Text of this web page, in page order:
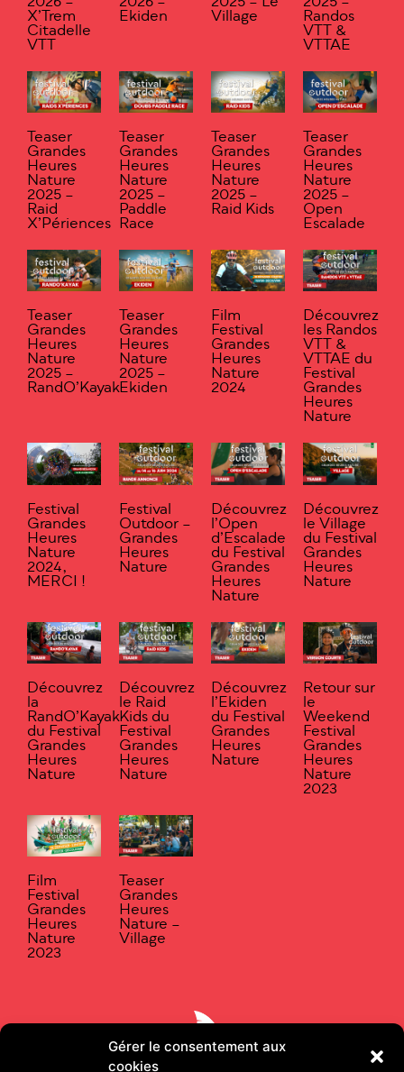
Gérer le consentement aux
cookies
X’Trem
Citadelle
VTT
Ekiden Village Randos
VTT &
VTTAE
Teaser
Grandes
Heures
Nature
2025 –
Raid
X’Périences
Teaser
Grandes
Heures
Nature
2025 –
Paddle
Race
Teaser
Grandes
Heures
Nature
2025 –
Raid Kids
Teaser
Grandes
Heures
Nature
2025 –
Open
Escalade
Teaser
Grandes
Heures
Nature
2025 –
RandO’Kayak
Teaser
Grandes
Heures
Nature
2025 –
Ekiden
Film
Festival
Grandes
Heures
Nature
2024
Découvrez
les Randos
VTT &
VTTAE du
Festival
Grandes
Heures
Nature
Festival
Grandes
Heures
Nature
2024,
MERCI !
Festival
Outdoor –
Grandes
Heures
Nature
Découvrez
l’Open
d’Escalade
du Festival
Grandes
Heures
Nature
Découvrez
le Village
du Festival
Grandes
Heures
Nature
Découvrez
la
RandO’Kayak
du Festival
Grandes
Heures
Nature
Découvrez
le Raid
Kids du
Festival
Grandes
Heures
Nature
Découvrez
l’Ekiden
du Festival
Grandes
Heures
Nature
Retour sur
le
Weekend
Festival
Grandes
Heures
Nature
2023
Film
Festival
Grandes
Heures
Nature
2023
Teaser
Grandes
Heures
Nature –
Village